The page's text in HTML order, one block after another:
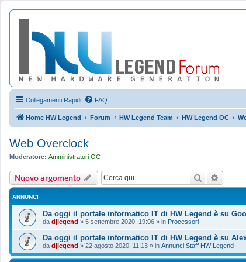
Collegamenti Rapidi FAQ
Home HW Legend Forum HW Legend Team HW Legend OC
Web Overclock
Moderatore: Amministratori OC
Nuovo argomento Cerca
ANNUNCI
Da oggi il portale informatico IT di HW Legend è su
da djlegend » 5 settembre 2020, 19:06 » in Processori
Da oggi il portale informatico IT di HW Legend è su
da djlegend » 22 agosto 2020, 11:13 » in Annunci Staff HW Legend